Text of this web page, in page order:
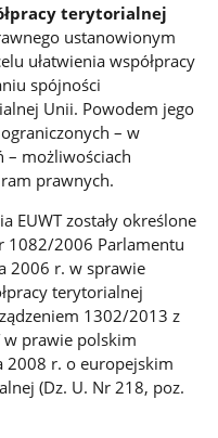
terytorialnej
ustanowionym
ułatwienia współpracy
spójności
Unii. Powodem jego
– w
– możliwościach
prawnych.
EUWT zostały określone
1082/2006 Parlamentu
2006 r. w sprawie
terytorialnej
1302/2013 z
w prawie polskim
2008 r. o europejskim
(Dz. U. Nr 218, poz.